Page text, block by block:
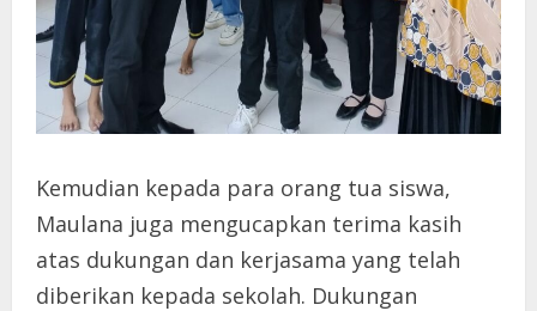
Kemudian kepada para orang tua siswa,
Maulana juga mengucapkan terima kasih
atas dukungan dan kerjasama yang telah
diberikan kepada sekolah. Dukungan